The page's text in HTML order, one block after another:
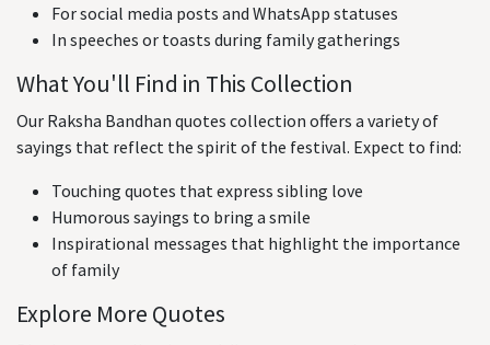
For social media posts and WhatsApp statuses
In speeches or toasts during family gatherings
What You'll Find in This Collection
Our Raksha Bandhan quotes collection offers a variety of
sayings that reflect the spirit of the festival. Expect to find:
Touching quotes that express sibling love
Humorous sayings to bring a smile
Inspirational messages that highlight the importance
of family
Explore More Quotes